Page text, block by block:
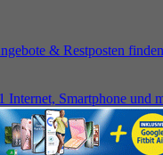
& Restposten
Internet, Smartphone und